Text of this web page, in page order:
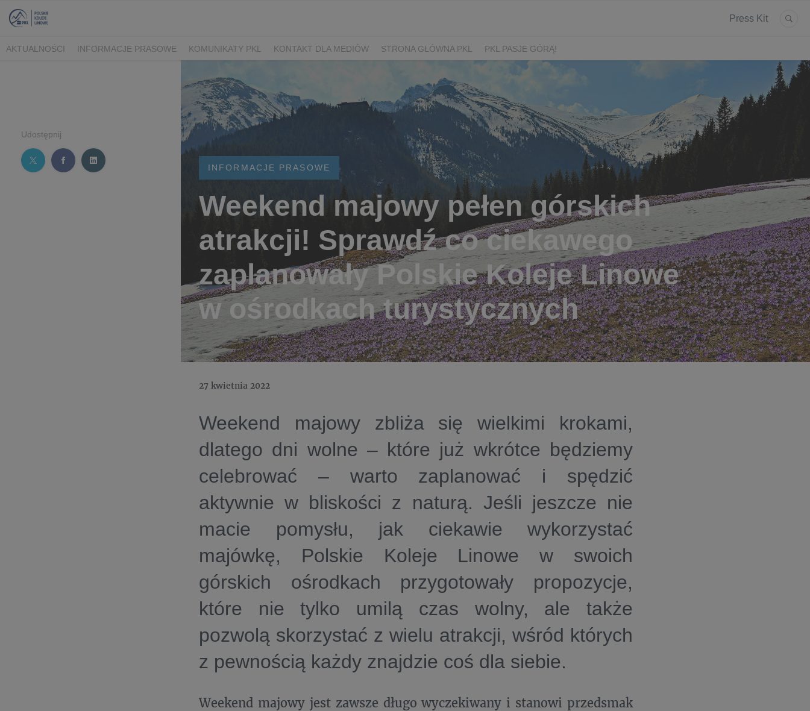
Press Kit
AKTUALNOŚCI INFORMACJE PRASOWE KOMUNIKATY PKL KONTAKT DLA MEDIÓW STRONA GŁÓWNA PKL PKL PASJE GÓRĄ!
Udostępnij
INFORMACJE PRASOWE
Weekend majowy pełen górskich
atrakcji! Sprawdź co ciekawego
zaplanowały Polskie Koleje Linowe
w ośrodkach turystycznych
27 kwietnia 2022
Weekend majowy zbliża się wielkimi krokami,
dlatego dni wolne – które już wkrótce będziemy
celebrować – warto zaplanować i spędzić
aktywnie w bliskości z naturą. Jeśli jeszcze nie
macie pomysłu, jak ciekawie wykorzystać
majówkę, Polskie Koleje Linowe w swoich
górskich ośrodkach przygotowały propozycje,
które nie tylko umilą czas wolny, ale także
pozwolą skorzystać z wielu atrakcji, wśród których
z pewnością każdy znajdzie coś dla siebie.
Weekend majowy jest zawsze długo wyczekiwany i stanowi przedsmak